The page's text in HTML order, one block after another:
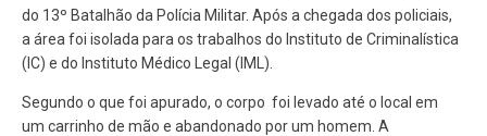
do 13º Batalhão da Polícia Militar. Após a chegada dos policiais,
a área foi isolada para os trabalhos do Instituto de Criminalística
(IC) e do Instituto Médico Legal (IML).
Segundo o que foi apurado, o corpo foi levado até o local em
um carrinho de mão e abandonado por um homem. A